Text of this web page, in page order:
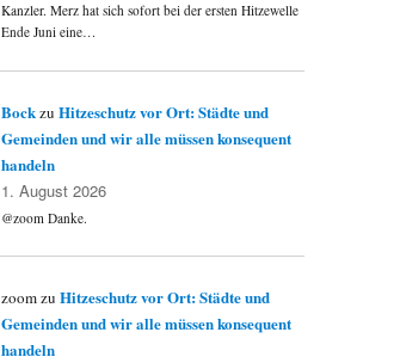
Kanzler. Merz hat sich sofort bei der ersten Hitzewelle
Ende Juni eine…
BockzuHitzeschutz vor Ort: Städte und
Gemeinden und wir alle müssen konsequent
handeln
1. August 2026
@zoom Danke.
zoomzuHitzeschutz vor Ort: Städte und
Gemeinden und wir alle müssen konsequent
handeln